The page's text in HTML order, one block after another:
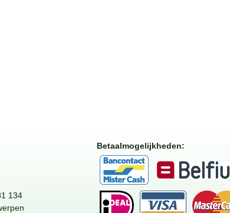
134
Betaalmogelijkheden: